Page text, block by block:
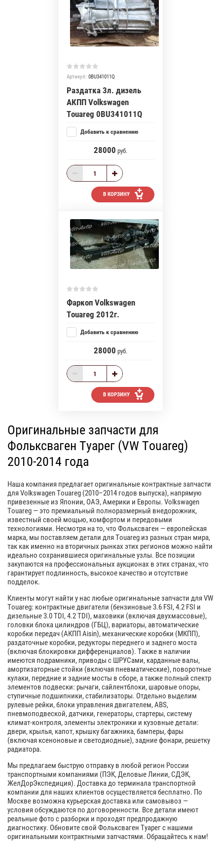
Артикул: 0BU341011Q
Раздатка 3л. дизель
АКПП Volkswagen
Touareg 0BU341011Q
Добавить к сравнению
28000 руб.
В КОРЗИНУ
Фаркоп Volkswagen
Touareg 2012г.
Добавить к сравнению
28000 руб.
В КОРЗИНУ
Оригинальные запчасти для
Фольксваген Туарег (VW Touareg)
2010-2014 года
Наша компания предлагает оригинальные контрактные запчасти
для Volkswagen Touareg (2010–2014 годов выпуска), напрямую
привезенные из Японии, ОАЭ, Америки и Европы. Volkswagen
Touareg — это премиальный полноразмерный внедорожник,
известный своей мощью, комфортом и передовыми
технологиями. Несмотря на то, что Фольксваген — европейская
марка, мы поставляем детали для Touareg из разных стран мира,
так как именно на вторичных рынках этих регионов можно найти
идеально сохранившиеся оригинальные узлы. Все позиции
закупаются на профессиональных аукционах в этих странах, что
гарантирует подлинность, высокое качество и отсутствие
подделок.
Клиенты могут найти у нас любые оригинальные запчасти для VW
Touareg: контрактные двигатели (бензиновые 3.6 FSI, 4.2 FSI и
дизельные 3.0 TDI, 4.2 TDI), маховики (включая двухмассовые),
головки блока цилиндров (ГБЦ), вариаторы, автоматические
коробки передач (АКПП Aisin), механические коробки (МКПП),
раздаточные коробки, редукторы переднего и заднего моста
(включая блокировки дифференциалов). Также в наличии
имеются подрамники, приводы с ШРУСами, карданные валы,
амортизаторные стойки (включая пневматические), поворотные
кулаки, передние и задние мосты в сборе, а также полный спектр
элементов подвески: рычаги, сайлентблоки, шаровые опоры,
ступичные подшипники, стабилизаторы. Отдельно выделим
рулевые рейки, блоки управления двигателем, ABS,
пневмоподвеской, датчики, генераторы, стартеры, систему
климат-контроля, элементы электроники и кузовные детали:
двери, крылья, капот, крышку багажника, бамперы, фары
(включая ксеноновые и светодиодные), задние фонари, решетку
радиатора.
Мы предлагаем быструю отправку в любой регион России
транспортными компаниями (ПЭК, Деловые Линии, СДЭК,
ЖелДорЭкспедиция). Доставка до терминала транспортной
компании для наших клиентов осуществляется бесплатно. По
Москве возможна курьерская доставка или самовывоз —
условия обсуждаются по договоренности. Все детали имеют
реальные фото с разборки и проходят предпродажную
диагностику. Обновите свой Фольксваген Туарег с нашими
оригинальными контрактными запчастями. Обращайтесь к нам!